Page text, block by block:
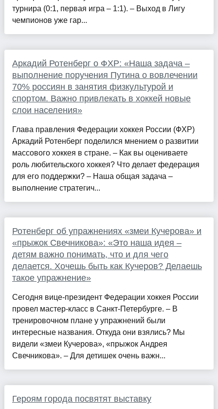
турнира (0:1, первая игра – 1:1). – Выход в Лигу
чемпионов уже гар...
Аркадий Ротенберг о ФХР: «Наша задача –
выполнение поручения Путина о вовлечении
70% россиян в занятия физкультурой и
спортом. Важно привлекать в хоккей новые
слои населения»
Глава правления Федерации хоккея России (ФХР)
Аркадий Ротенберг поделился мнением о развитии
массового хоккея в стране. – Как вы оцениваете
роль любительского хоккея? Что делает федерация
для его поддержки? – Наша общая задача –
выполнение стратегич...
Ротенберг об упражнениях «змеи Кучерова» и
«прыжок Свечникова»: «Это наша идея –
детям важно понимать, что и для чего
делается. Хочешь быть как Кучеров? Делаешь
такое упражнение»
Сегодня вице-президент Федерации хоккея России
провел мастер-класс в Санкт-Петербурге. – В
тренировочном плане у упражнений были
интересные названия. Откуда они взялись? Мы
видели «змеи Кучерова», «прыжок Андрея
Свечникова». – Для детишек очень важн...
Героям города посвятят выставку